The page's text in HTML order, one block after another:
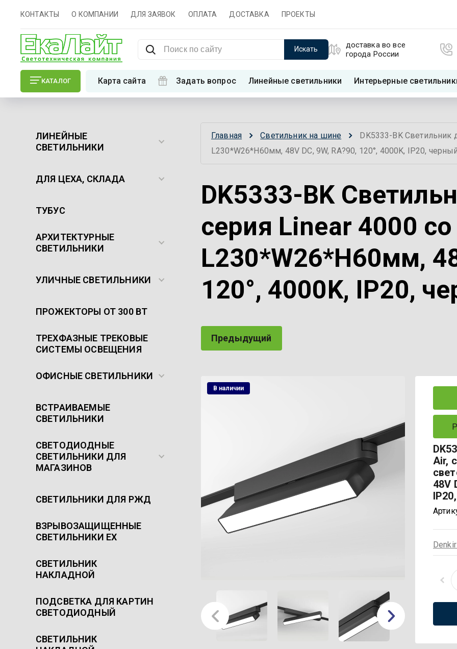
КОНТАКТЫ О КОМПАНИИ ДЛЯ ЗАЯВОК ОПЛАТА ДОСТАВКА ПРОЕКТЫ
Искать
доставка во все
города России
КАТАЛОГ Карта сайта Задать вопрос Линейные светильники Интерьерные
ЛИНЕЙНЫЕ
СВЕТИЛЬНИКИ
ДЛЯ ЦЕХА, СКЛАДА
ТУБУС
АРХИТЕКТУРНЫЕ
СВЕТИЛЬНИКИ
УЛИЧНЫЕ СВЕТИЛЬНИКИ
ПРОЖЕКТОРЫ ОТ 300 ВТ
ТРЕХФАЗНЫЕ ТРЕКОВЫЕ
СИСТЕМЫ ОСВЕЩЕНИЯ
ОФИСНЫЕ СВЕТИЛЬНИКИ
ВСТРАИВАЕМЫЕ
СВЕТИЛЬНИКИ
СВЕТОДИОДНЫЕ
СВЕТИЛЬНИКИ ДЛЯ
МАГАЗИНОВ
СВЕТИЛЬНИКИ ДЛЯ РЖД
ВЗРЫВОЗАЩИЩЕННЫЕ
СВЕТИЛЬНИКИ EX
СВЕТИЛЬНИК
НАКЛАДНОЙ
ПОДСВЕТКА ДЛЯ КАРТИН
СВЕТОДИОДНЫЙ
СВЕТИЛЬНИК
Главная Светильник на шине
DK5333-BK Светильник
L230*W26*H60мм, 48V DC, 9W, RA?90, 120°, 4000K, IP20,
DK5333-BK
серия Linear 4000
L230*W26*H60мм,
120°, 4000K, IP20,
Предыдущий
В наличии
Air,
48V